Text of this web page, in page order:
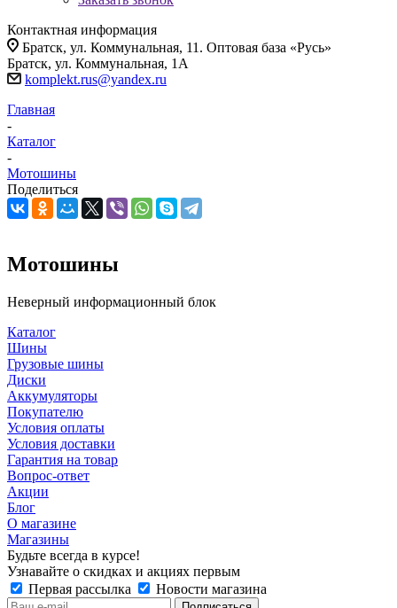
Контактная информация
Братск, ул. Коммунальная, 11. Оптовая база «Русь»
Братск, ул. Коммунальная, 1А
komplekt.rus@yandex.ru
Главная
-
Каталог
-
Мотошины
Поделиться
Мотошины
Неверный информационный блок
Каталог
Шины
Грузовые шины
Диски
Аккумуляторы
Покупателю
Условия оплаты
Условия доставки
Гарантия на товар
Вопрос-ответ
Акции
Блог
О магазине
Магазины
Будьте всегда в курсе!
Узнавайте о скидках и акциях первым
Первая рассылка
Новости магазина